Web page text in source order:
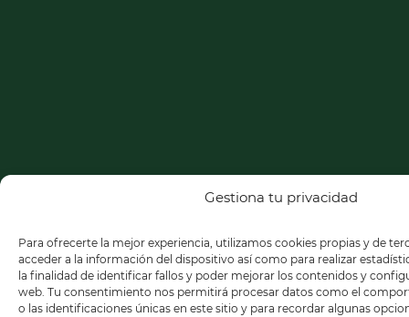
Gestiona tu privacidad
Para ofrecerte la mejor experiencia, utilizamos cookies propias y de
acceder a la información del dispositivo así como para realizar
la finalidad de identificar fallos y poder mejorar los contenidos y
web. Tu consentimiento nos permitirá procesar datos como el
o las identificaciones únicas en este sitio y para recordar algunas